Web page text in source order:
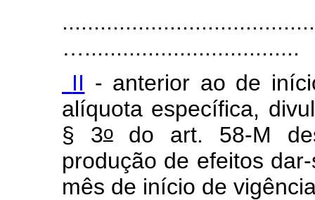
…..................................
II - anterior ao de
alíquota específica,
§ 3odo art. 58-M
produção de efeitos
mês de início de